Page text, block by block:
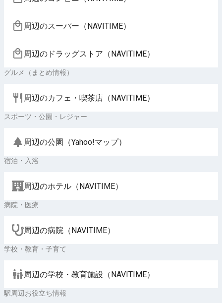
周辺のスーパー（NAVITIME）
周辺のドラッグストア（NAVITIME）
グルメ（まとめ情報）
周辺のカフェ・喫茶店（NAVITIME）
スポーツ・公園・レジャー
周辺の公園（Yahoo!マップ）
宿泊・入浴
周辺のホテル（NAVITIME）
病院・医療
周辺の病院（NAVITIME）
学校・教育・子育て
周辺の学校・教育施設（NAVITIME）
駅周辺お役立ち情報